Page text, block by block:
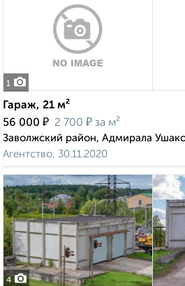
1
Гараж, 21 м²
56 000 ₽ 2 700 ₽ за м²
Заволжский район, Адмирала
Агентство, 30.11.2020
4